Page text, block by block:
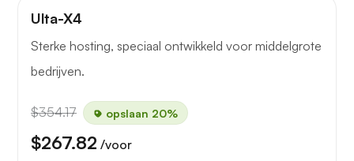
Ulta-X4
Sterke hosting, speciaal ontwikkeld voor middelgrote
bedrijven.
$354.17 opslaan 20%
$267.82 /voor